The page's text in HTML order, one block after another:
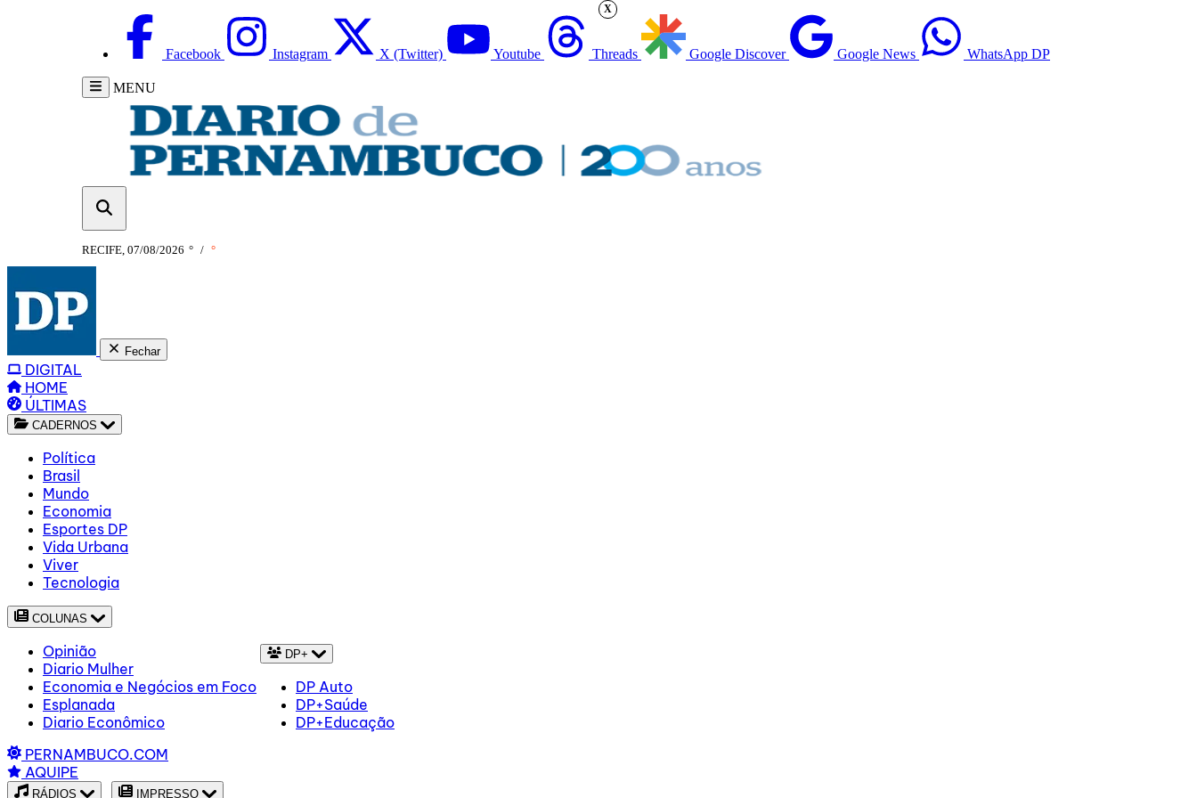
Facebook Instagram X (Twitter) Youtube Threads Google Discover Google News WhatsApp DP
MENU
RECIFE, 07/08/2026 ° / °
Fechar
DIGITAL
HOME
ÚLTIMAS
CADERNOS
Política
Brasil
Mundo
Economia
Esportes DP
Vida Urbana
Viver
Tecnologia
COLUNAS
Opinião
Diario Mulher
Economia e Negócios em Foco
Esplanada
Diario Econômico
DP+
DP Auto
DP+Saúde
DP+Educação
PERNAMBUCO.COM
AQUIPE
RÁDIOS IMPRESSO
X